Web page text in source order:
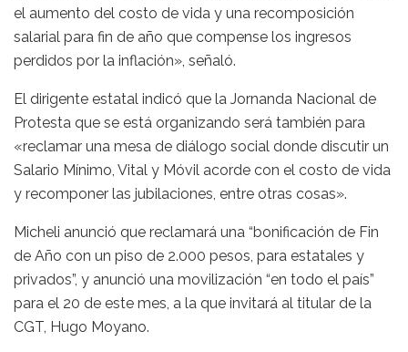
el aumento del costo de vida y una recomposición
salarial para fin de año que compense los ingresos
perdidos por la inflación», señaló.
El dirigente estatal indicó que la Jornanda Nacional de
Protesta que se está organizando será también para
«reclamar una mesa de diálogo social donde discutir un
Salario Mínimo, Vital y Móvil acorde con el costo de vida
y recomponer las jubilaciones, entre otras cosas».
Micheli anunció que reclamará una “bonificación de Fin
de Año con un piso de 2.000 pesos, para estatales y
privados”, y anunció una movilización “en todo el país”
para el 20 de este mes, a la que invitará al titular de la
CGT, Hugo Moyano.